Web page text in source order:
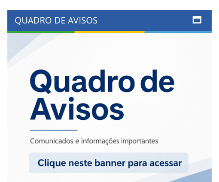
QUADRO DE AVISOS